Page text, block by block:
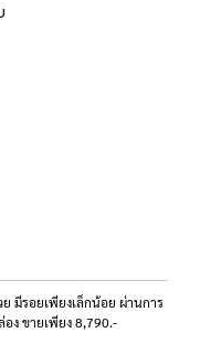
มีรอยเพียงเล็กน้อย ผ่านการ
ง ขายเพียง 8,790.-